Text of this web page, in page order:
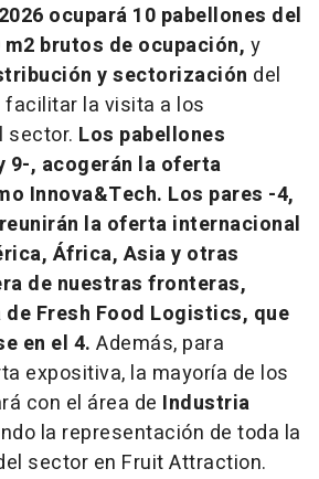
ocupará 10 pabellones del
m2 brutos de ocupación, y
y sectorización del
facilitar la visita a los
sector. Los pabellones
9-, acogerán la oferta
Innova&Tech. Los pares -4,
la oferta internacional
África, Asiay otras
de nuestras fronteras,
de Fresh Food Logistics, que
en el 4. Además, para
expositiva, la mayoría de los
con el área de Industria
la representación de toda la
sector en Fruit Attraction.